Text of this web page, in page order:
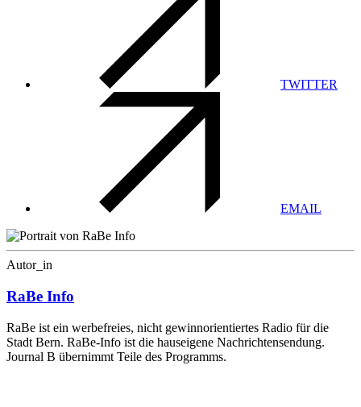
TWITTER
EMAIL
Autor_in
RaBe Info
RaBe ist ein werbefreies, nicht gewinnorientiertes Radio für die
Stadt Bern. RaBe-Info ist die hauseigene Nachrichtensendung.
Journal B übernimmt Teile des Programms.